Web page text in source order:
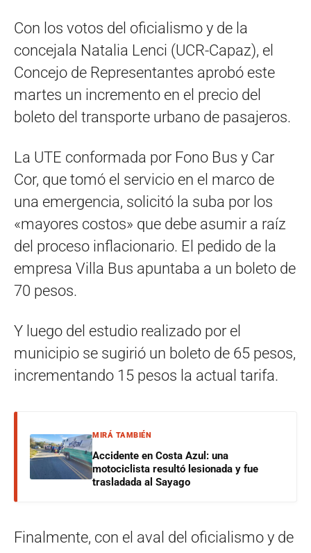
Con los votos del oficialismo y de la
concejala Natalia Lenci (UCR-Capaz), el
Concejo de Representantes aprobó este
martes un incremento en el precio del
boleto del transporte urbano de pasajeros.
La UTE conformada por Fono Bus y Car
Cor, que tomó el servicio en el marco de
una emergencia, solicitó la suba por los
«mayores costos» que debe asumir a raíz
del proceso inflacionario. El pedido de la
empresa Villa Bus apuntaba a un boleto de
70 pesos.
Y luego del estudio realizado por el
municipio se sugirió un boleto de 65 pesos,
incrementando 15 pesos la actual tarifa.
MIRÁ TAMBIÉN
Accidente en Costa Azul: una
motociclista resultó lesionada y fue
trasladada al Sayago
Finalmente, con el aval del oficialismo y de